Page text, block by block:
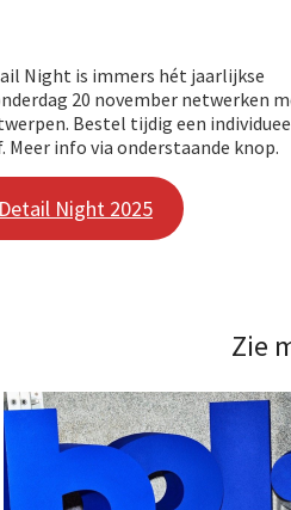
Night is immers hét jaarlijkse
20 november netwerken
Bestel tijdig een
info via onderstaande knop.
Night 2025
Zie